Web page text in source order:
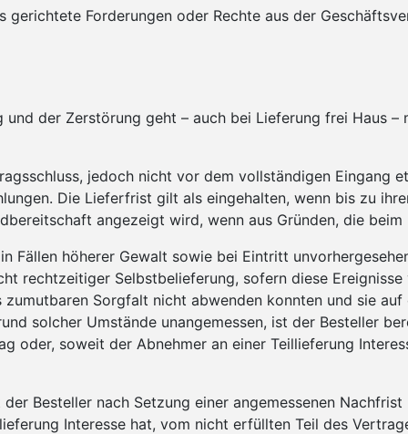
Forderungen oder Rechte aus der
und der Zerstörung geht – auch bei Lieferung frei Haus
jedoch nicht vor dem vollstän­digen Eingang
Die Lieferfrist gilt als eingehalten, wenn bis zu
angezeigt wird, wenn aus Gründen, die
Fällen höherer Gewalt sowie bei Eintritt
rechtzeitiger Selbstbelieferung, sofern diese
Sorgfalt nicht abwenden konnten und sie
solcher Umstände unangemessen, ist der Besteller
oder, soweit der Abnehmer an einer Teillieferung
Besteller nach Setzung einer angemessenen
Interesse hat, vom nicht erfüllten Teil des